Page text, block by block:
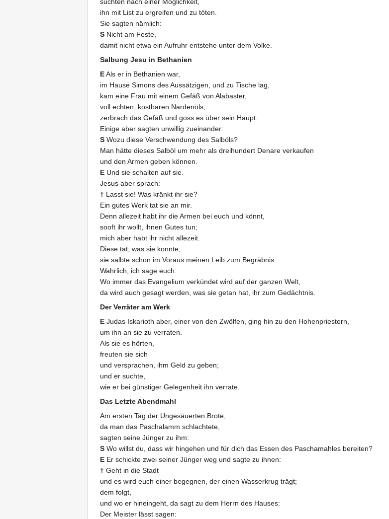
suchten nach einer Möglichkeit,
ihn mit List zu ergreifen und zu töten.
Sie sagten nämlich:
S Nicht am Feste,
damit nicht etwa ein Aufruhr entstehe unter dem Volke.
Salbung Jesu in Bethanien
EAls er in Bethanien war,
im Hause Simons des Aussätzigen, und zu Tische lag,
kam eine Frau mit einem Gefäß von Alabaster,
voll echten, kostbaren Nardenöls,
zerbrach das Gefäß und goss es über sein Haupt.
Einige aber sagten unwillig zueinander:
S Wozu diese Verschwendung des Salböls?
Man hätte dieses Salböl um mehr als dreihundert Denare verkaufen
und den Armen geben können.
E Und sie schalten auf sie.
Jesus aber sprach:
† Lasst sie! Was kränkt ihr sie?
Ein gutes Werk tat sie an mir.
Denn allezeit habt ihr die Armen bei euch und könnt,
sooft ihr wollt, ihnen Gutes tun;
mich aber habt ihr nicht allezeit.
Diese tat, was sie konnte;
sie salbte schon im Voraus meinen Leib zum Begräbnis.
Wahrlich, ich sage euch:
Wo immer das Evangelium verkündet wird auf der ganzen Welt,
da wird auch gesagt werden, was sie getan hat, ihr zum Gedächtnis.
Der Verräter am Werk
E Judas Iskarioth aber, einer von den Zwölfen, ging hin zu den Hohenpriestern,
um ihn an sie zu verraten.
Als sie es hörten,
freuten sie sich
und versprachen, ihm Geld zu geben;
und er suchte,
wie er bei günstiger Gelegenheit ihn verrate.
Das Letzte Abendmahl
Am ersten Tag der Ungesäuerten Brote,
da man das Paschalamm schlachtete,
sagten seine Jünger zu ihm:
S Wo willst du, dass wir hingehen und für dich das Essen des Paschamahles bereiten?
E Er schickte zwei seiner Jünger weg und sagte zu ihnen:
† Geht in die Stadt
und es wird euch einer begegnen, der einen Wasserkrug trägt;
dem folgt,
und wo er hineingeht, da sagt zu dem Herrn des Hauses:
Der Meister lässt sagen: